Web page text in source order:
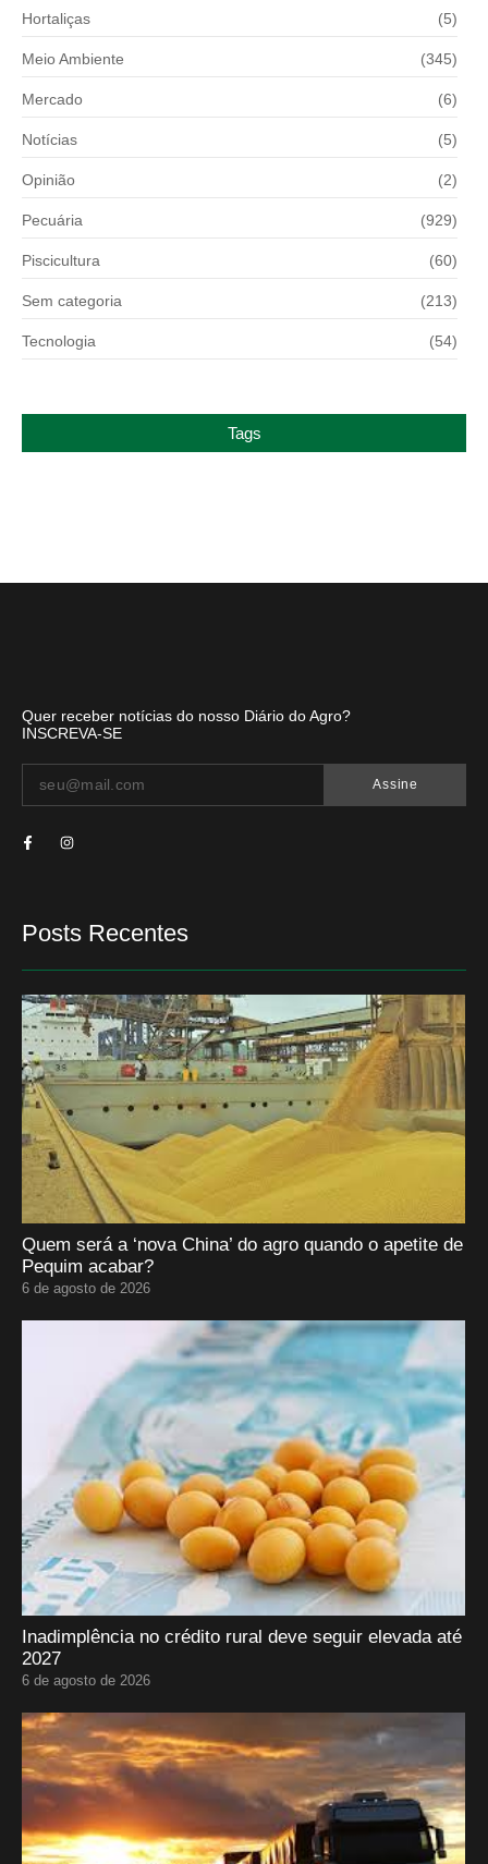
Hortaliças (5)
Meio Ambiente (345)
Mercado (6)
Notícias (5)
Opinião (2)
Pecuária (929)
Piscicultura (60)
Sem categoria (213)
Tecnologia (54)
Tags
Quer receber notícias do nosso Diário do Agro?
INSCREVA-SE
Assine
Posts Recentes
Quem será a ‘nova China’ do agro quando o apetite de
Pequim acabar?
6 de agosto de 2026
Inadimplência no crédito rural deve seguir elevada até
2027
6 de agosto de 2026